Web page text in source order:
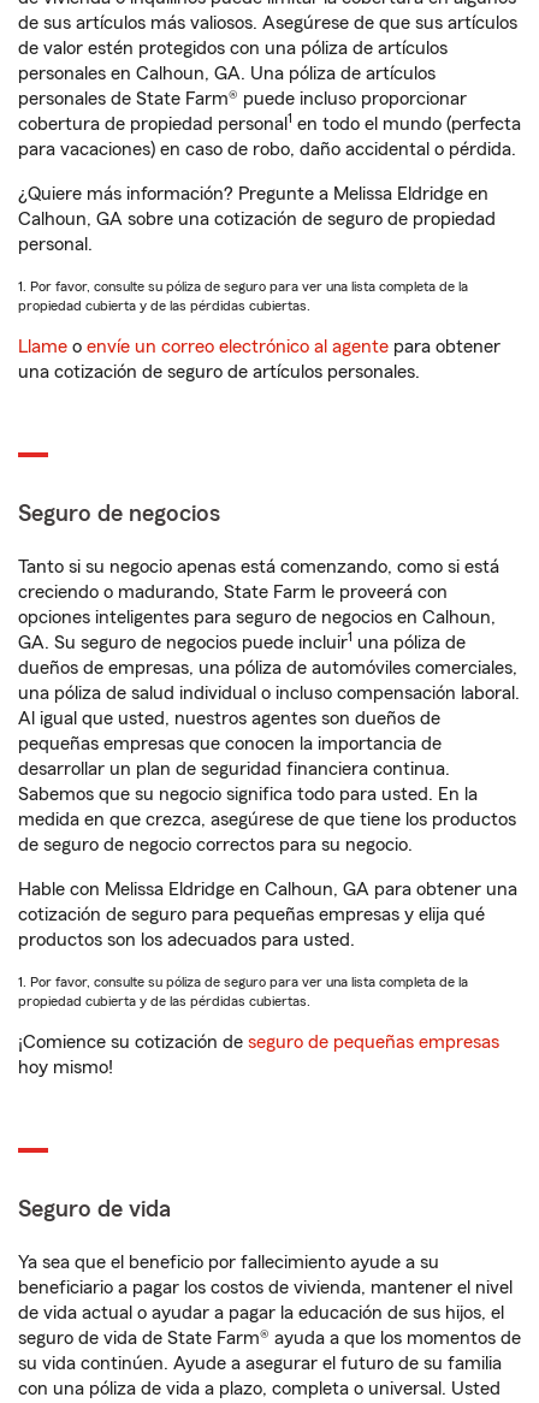
de sus artículos más valiosos. Asegúrese de que sus artículos
de valor estén protegidos con una póliza de artículos
personales en Calhoun, GA. Una póliza de artículos
personales de State Farm® puede incluso proporcionar
cobertura de propiedad personal 1 en todo el mundo (perfecta
para vacaciones) en caso de robo, daño accidental o pérdida.
¿Quiere más información? Pregunte a Melissa Eldridge en
Calhoun, GA sobre una cotización de seguro de propiedad
personal.
1. Por favor, consulte su póliza de seguro para ver una lista completa de la
propiedad cubierta y de las pérdidas cubiertas.
Llame o envíe un correo electrónico al agente para obtener
una cotización de seguro de artículos personales.
Seguro de negocios
Tanto si su negocio apenas está comenzando, como si está
creciendo o madurando, State Farm le proveerá con
opciones inteligentes para seguro de negocios en Calhoun,
GA. Su seguro de negocios puede incluir1 una póliza de
dueños de empresas, una póliza de automóviles comerciales,
una póliza de salud individual o incluso compensación laboral.
Al igual que usted, nuestros agentes son dueños de
pequeñas empresas que conocen la importancia de
desarrollar un plan de seguridad financiera continua.
Sabemos que su negocio significa todo para usted. En la
medida en que crezca, asegúrese de que tiene los productos
de seguro de negocio correctos para su negocio.
Hable con Melissa Eldridge en Calhoun, GA para obtener una
cotización de seguro para pequeñas empresas y elija qué
productos son los adecuados para usted.
1. Por favor, consulte su póliza de seguro para ver una lista completa de la
propiedad cubierta y de las pérdidas cubiertas.
¡Comience su cotización de seguro de pequeñas empresas
hoy mismo!
Seguro de vida
Ya sea que el beneficio por fallecimiento ayude a su
beneficiario a pagar los costos de vivienda, mantener el nivel
de vida actual o ayudar a pagar la educación de sus hijos, el
seguro de vida de State Farm® ayuda a que los momentos de
su vida continúen. Ayude a asegurar el futuro de su familia
con una póliza de vida a plazo, completa o universal. Usted